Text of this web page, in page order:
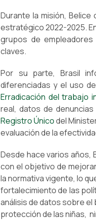
Durante la misión,
estratégico 2022-2025.
grupos de
claves.
Por su parte, Brasil
diferenciadas y el uso
Erradicación del trabajo
real, datos de
Registro Únicodel
evaluación de la
Desde hace varios años,
con el objetivo de
la normativa vigente, lo
fortalecimiento de las
análisis de datos sobre el
protección de las niñas,